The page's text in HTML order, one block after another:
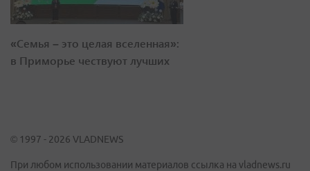
«Семья – это целая вселенная»:
в Приморье чествуют лучших
© 1997 - 2026 VLADNEWS
При любом использовании материалов ссылка на vladnews.ru